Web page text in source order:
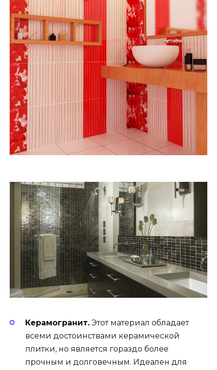
Керамогранит. Этот материал обладает
всеми достоинствами керамической
плитки, но является гораздо более
прочным и долговечным. Идеален для